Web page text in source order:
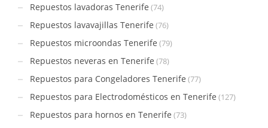
Repuestos lavadoras Tenerife (74)
Repuestos lavavajillas Tenerife (76)
Repuestos microondas Tenerife (79)
Repuestos neveras en Tenerife (78)
Repuestos para Congeladores Tenerife (77)
Repuestos para Electrodomésticos en Tenerife (127)
Repuestos para hornos en Tenerife (73)